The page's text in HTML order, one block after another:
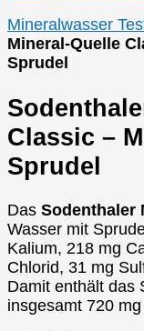
Mineralwasser
Mineral-Quelle
Sprudel
Classic –
Sprudel
Das Sodenthaler
Wasser mit
Kalium, 218 mg
Chlorid, 31 mg
Damit enthält das
insgesamt 720